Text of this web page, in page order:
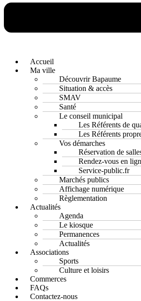
Accueil
Ma ville
Découvrir Bapaume
Situation & accès
SMAV
Santé
Le conseil municipal
Les Référents de
Les Référents
Vos démarches
Réservation de
Rendez-vous en
Service-public.fr
Marchés publics
Affichage numérique
Règlementation
Actualités
Agenda
Le kiosque
Permanences
Actualités
Associations
Sports
Culture et loisirs
Commerces
FAQs
Contactez-nous